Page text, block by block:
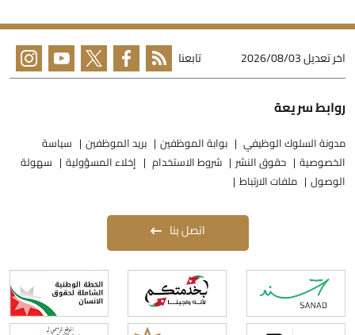
اخر تعديل2026/08/03 تابعنا
روابط سريعة
مدونة السلوك الوظيفي بوابة الموظفين بريد الموظفين
سياسة
الخصوصية
حقوق النشر شروط الاستخدام إخلاء المسؤولية
سهولة
الوصول
ملفات الارتباط
اتصل بنا